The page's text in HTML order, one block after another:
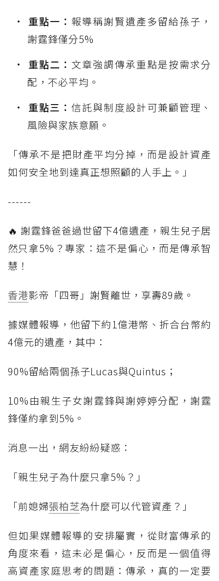
重點一： 報導稱謝賢遺產多留給孫子，
謝霆鋒僅分5%
重點二： 文章強調傳承重點是按需求分
配，不必平均。
重點三：信託與制度設計可兼顧管理、
風險與家族意願。
「傳承不是把財產平均分掉，而是設計資產
如何安全地到達真正想照顧的人手上。」
------
🔥 謝霆鋒爸爸過世留下4億遺產，親生兒子居
然只拿5%？專家：這不是偏心，而是傳承智
慧！
香港影帝「四哥」謝賢離世，享壽89歲。
據媒體報導，他留下約1億港幣、折合台幣約
4億元的遺產，其中：
90%留給兩個孫子Lucas與Quintus；
10%由親生子女謝霆鋒與謝婷婷分配，謝霆
鋒僅約拿到5%。
消息一出，網友紛紛疑惑：
「親生兒子為什麼只拿5%？」
「前媳婦張柏芝為什麼可以代管資產？」
但如果媒體報導的安排屬實，從財富傳承的
角度來看，這未必是偏心，反而是一個值得
高資產家庭思考的問題：傳承，真的一定要